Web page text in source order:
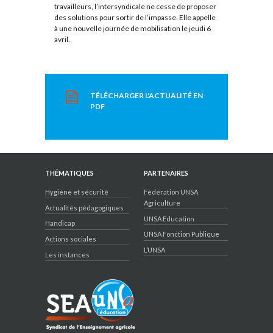
travailleurs, l’intersyndicale ne cesse de proposer
des solutions pour sortir de l’impasse. Elle appelle
à une nouvelle journée de mobilisation le jeudi 6
avril.
TÉLÉCHARGER L'ACTUALITÉ EN
PDF
THÉMATIQUES
Hygiène et sécurité
Actualités pédagogiques
Handicap
Actions sociales
Les instances
PARTENAIRES
Fédération UNSA
Agriculture
UNSA Education
UNSA Fonction Publique
L’UNSA